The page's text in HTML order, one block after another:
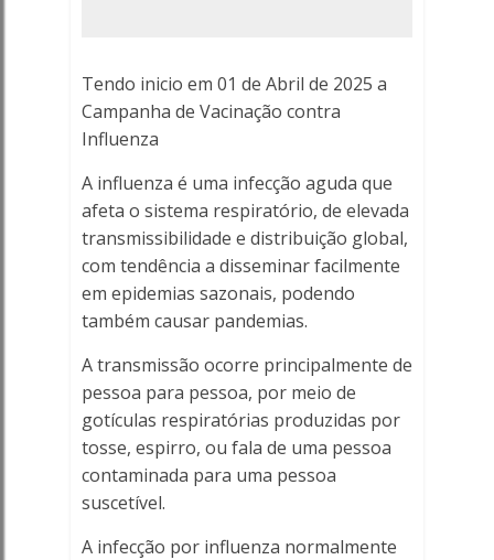
Porto
Ferreira
Online
Tendo inicio em 01 de Abril de 2025 a
Campanha de Vacinação contra
Influenza
A influenza é uma infecção aguda que
afeta o sistema respiratório, de elevada
transmissibilidade e distribuição global,
com tendência a disseminar facilmente
em epidemias sazonais, podendo
também causar pandemias.
A transmissão ocorre principalmente de
pessoa para pessoa, por meio de
gotículas respiratórias produzidas por
tosse, espirro, ou fala de uma pessoa
contaminada para uma pessoa
suscetível.
A infecção por influenza normalmente